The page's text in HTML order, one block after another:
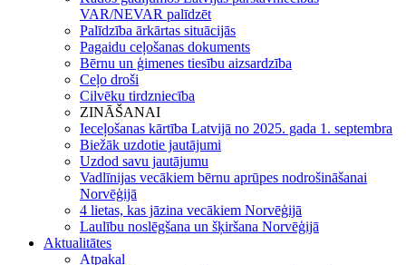
VAR/NEVAR palīdzēt
Palīdzība ārkārtas situācijās
Pagaidu ceļošanas dokuments
Bērnu un ģimenes tiesību aizsardzība
Ceļo droši
Cilvēku tirdzniecība
ZINĀŠANAI
Ieceļošanas kārtība Latvijā no 2025. gada 1. septembra
Biežāk uzdotie jautājumi
Uzdod savu jautājumu
Vadlīnijas vecākiem bērnu aprūpes nodrošināšanai
Norvēģijā
4 lietas, kas jāzina vecākiem Norvēģijā
Laulību noslēgšana un šķiršana Norvēģijā
Aktualitātes
Atpakaļ